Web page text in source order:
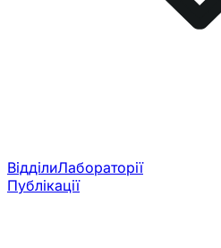
ВідділиЛабораторії
Публікації